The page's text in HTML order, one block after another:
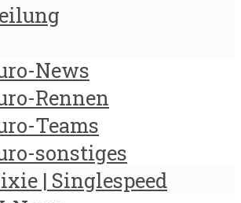
News
Rennen
Teams
sonstiges
| Singlespeed